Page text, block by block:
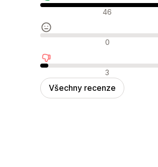
Pozitivní recenze46
Neutrální recenze0
Negativní recenze3
Všechny recenze